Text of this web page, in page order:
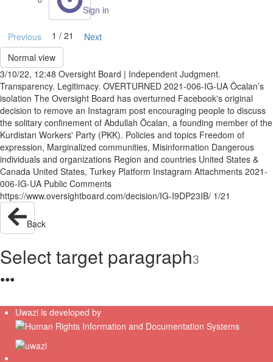
Sign in
Previous 1 / 21
Next
Normal view
3/10/22, 12:48 Oversight Board | Independent Judgment.
Transparency. Legitimacy. OVERTURNED 2021-006-IG-UA Öcalan’s
isolation The Oversight Board has overturned Facebook's original
decision to remove an Instagram post encouraging people to discuss
the solitary confinement of Abdullah Öcalan, a founding member of the
Kurdistan Workers' Party (PKK). Policies and topics Freedom of
expression, Marginalized communities, Misinformation Dangerous
individuals and organizations Region and countries United States &
Canada United States, Turkey Platform Instagram Attachments 2021-
006-IG-UA Public Comments
https://www.oversightboard.com/decision/IG-I9DP23IB/ 1/21
Back
Select target paragraph3
●●●
Uwazi is developed by